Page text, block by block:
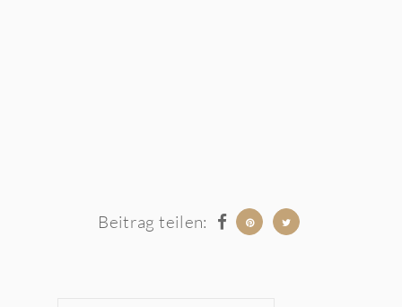
Beitrag teilen: